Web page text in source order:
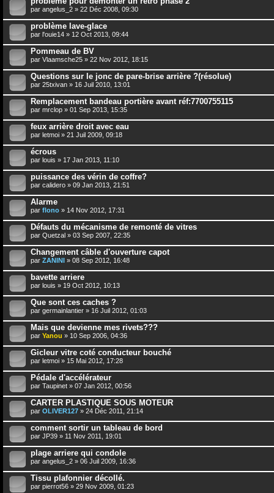
par angelus_2 » 22 Déc 2008, 09:30
problème lave-glace
par l'ouie14 » 12 Oct 2013, 09:44
Pommeau de BV
par Vlaamsche25 » 22 Nov 2012, 18:15
Questions sur le jonc de pare-brise arrière ?(résolue)
par 25txivan » 16 Juil 2010, 13:01
Remplacement bandeau portière avant réf:7700755115
par mrclop » 01 Sep 2013, 15:35
feux arrière droit avec eau
par letmoi » 21 Juil 2009, 09:18
écrous
par louis » 17 Jan 2013, 11:10
puissance des vérin de coffre?
par calidero » 09 Jan 2013, 21:51
Alarme
par flono » 14 Nov 2012, 17:31
Défauts du mécanisme de remonté de vitres
par Quetzal » 03 Sep 2007, 22:35
Changement câble d'ouverture capot
par ZANINI » 08 Sep 2012, 16:48
bavette arriere
par louis » 19 Oct 2012, 10:13
Que sont ces caches ?
par germainlantier » 16 Juil 2012, 01:03
Mais que devienne mes rivets???
par Yanou » 10 Sep 2006, 04:36
Gicleur vitre coté conducteur bouché
par letmoi » 15 Mai 2012, 17:28
Pédale d'accélérateur
par Taupinet » 07 Jan 2012, 00:56
CARTER PLASTIQUE SOUS MOTEUR
par OLIVER127 » 24 Déc 2011, 21:14
comment sortir un tableau de bord
par JP39 » 11 Nov 2011, 19:01
plage arriere qui condole
par angelus_2 » 06 Juil 2009, 16:36
Tissu plafonnier décollé.
par pierrot56 » 29 Nov 2009, 01:23